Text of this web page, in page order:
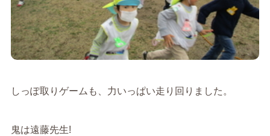
しっぽ取りゲームも、力いっぱい走り回りました。
鬼は遠藤先生!